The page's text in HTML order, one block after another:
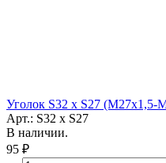
Уголок S32 х S27 (М27х1,5-
Арт.: S32 х S27
В наличии.
95 ₽